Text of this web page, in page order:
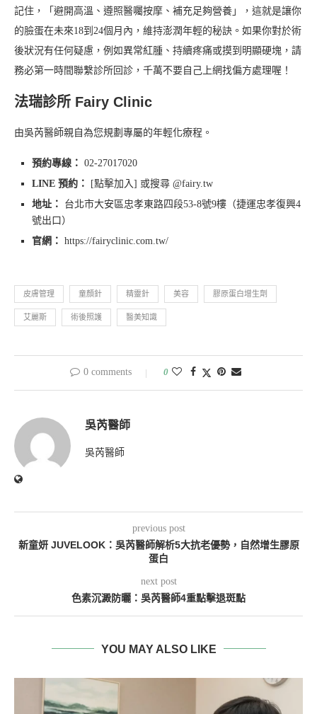
記住，「避開高溫、遵照醫囑按摩、補充足夠營養」，這就是讓你
的臉蛋在未來18到24個月內，維持澎潤年輕的秘訣。如果你對於術
後狀況有任何疑慮，例如異常紅腫、持續疼痛或摸到明顯硬塊，請
務必第一時間聯繫診所回診，千萬不要自己上網找偏方處理喔！
法瑞診所 Fairy Clinic
由吳芮醫師親自為您規劃專屬的年輕化療程。
預約專線： 02-27017020
LINE 預約：
[點擊加入] 或搜尋 @fairy.tw
地址：
台北市大安區忠孝東路四段53-8號9樓（捷運忠孝復興4
號出口）
官網： https://fairyclinic.com.tw/
皮膚管理 童顏針 精靈針 美容 膠原蛋白增生劑
艾麗斯 術後照護 醫美知識
0 comments 0
吳芮醫師
吳芮醫師
previous post
新童妍 JUVELOOK：吳芮醫師解析5大抗老優勢，自然增生膠原
蛋白
next post
色素沉澱防曬：吳芮醫師4重點擊退斑點
YOU MAY ALSO LIKE